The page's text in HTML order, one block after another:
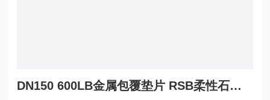
DN150 600LB金属包覆垫片 RSB柔性石墨复合垫圈